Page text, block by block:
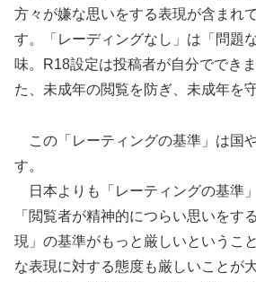
方々が嫌な思いをする表現が含まれ
す。「レーディングなし」は「問題
味。R18設定は投稿者が自分ででき
た、未成年の閲覧を防ぎ、未成年を
この「レーティングの基準」は国
す。
日本よりも「レーティングの基準
「閲覧者が精神的につらい思いをす
現」の基準がもっと厳しいというこ
な表現に対する態度も厳しいことが